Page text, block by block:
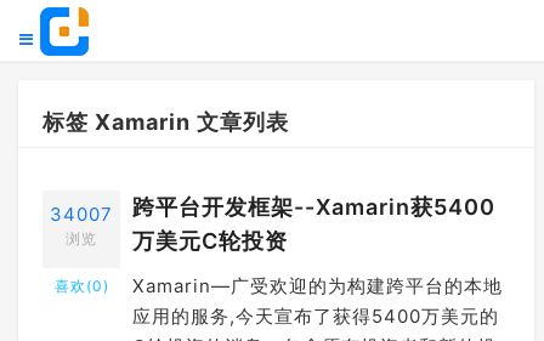
标签 Xamarin 文章列表
34007
浏览
喜欢(0)
跨平台开发框架--Xamarin获5400
万美元C轮投资
Xamarin—广受欢迎的为构建跨平台的本地
应用的服务,今天宣布了获得5400万美元的